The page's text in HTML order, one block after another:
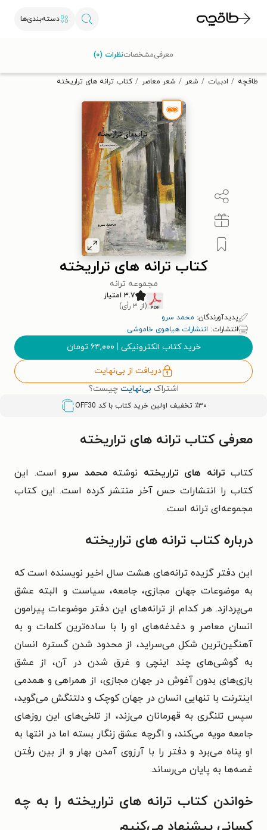
دسته‌بندی‌ها
تخفیف از طاقچه دریافت کن.
طاقچه ادبیات شعر شعر معاصر کتاب ترانه های تراریخته
کتاب ترانه های تراریخته
مجموعه ترانه
۳.۷ امتیاز
(از ۳ رأی)
پدیدآورندگان: محمد سرو
انتشارات: انتشارات هیاهوی خاموشی
خرید کتاب الکترونیکی | ۶۴,۰۰۰ تومان
دریافت از بی‌نهایت
اشتراک بی‌نهایت چیست؟
٪۳۰ تخفیف اولین خرید کتاب با کد OFF30
معرفیمشخصاتنظرات (۰)
معرفی کتاب ترانه های تراریخته
کتاب ترانه های تراریخته نوشته محمد سرو است. این
کتاب را انتشارات حس آخر منتشر کرده است. این کتاب
مجموعه‌ای ترانه است.
درباره کتاب ترانه های تراریخته
این دفتر گزیده ترانه‌های هشت سال اخیر نویسنده است که
به موضوعات جهان مجازی، جامعه، سیاست و البته عشق
می‌پردازد. هر کدام از ترانه‌های این دفتر موضوعات پیرامون
انسان معاصر و دغدغه‌های او را با ساده‌ترین کلمات و به
آهنگین‌ترین شکل می‌سراید، از محدود شدن گستره انسان
به گوشی‌های چند اینچی و غرق شدن در آن، از عشق
بازی‌های بدون آغوش در جهان مجازی، از همراهی و همدمی
اینترنت با تنهایی انسان در جهان کوچک و دلتنگش می‌گوید،
سپس تلنگری به قهرمانان می‌زند، از تلخی‌های این روزهای
جامعه مویه می‌کند، و اگرچه عشق زنگار بسته اما در انتها به
او پناه می‌برد و دفتر را با آرزوی آمدن بهار و از بین رفتن
غصه‌ها به پایان می‌رساند.
خواندن کتاب ترانه های تراریخته را به چه